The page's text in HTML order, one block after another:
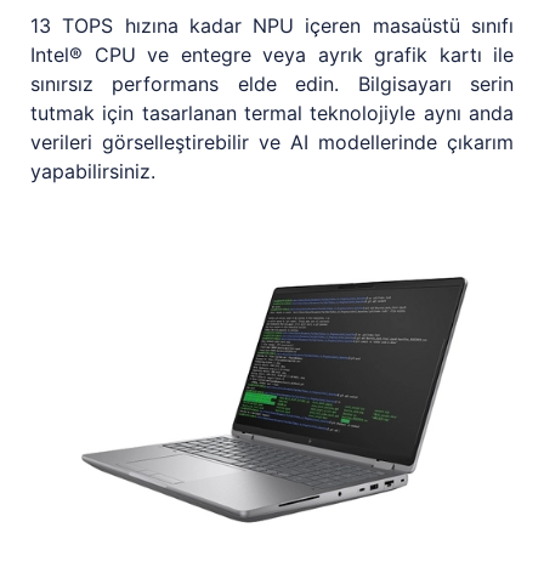
13 TOPS hızına kadar NPU içeren masaüstü sınıfı
Intel® CPU ve entegre veya ayrık grafik kartı ile
sınırsız performans elde edin. Bilgisayarı serin
tutmak için tasarlanan termal teknolojiyle aynı anda
verileri görselleştirebilir ve AI modellerinde çıkarım
yapabilirsiniz.